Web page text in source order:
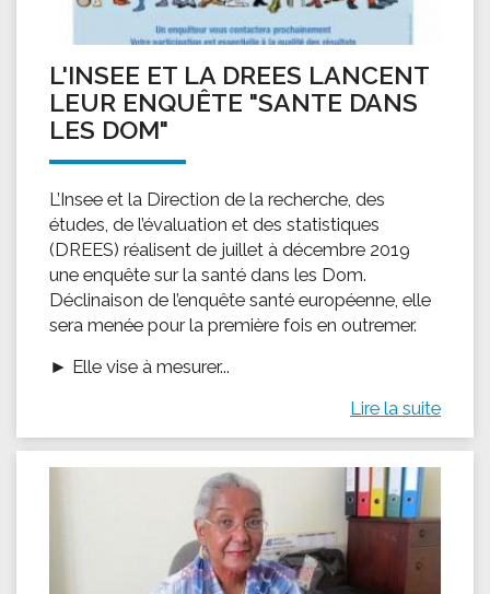
L'INSEE ET LA DREES LANCENT
LEUR ENQUÊTE "SANTE DANS
LES DOM"
L’Insee et la Direction de la recherche, des
études, de l’évaluation et des statistiques
(DREES) réalisent de juillet à décembre 2019
une enquête sur la santé dans les Dom.
Déclinaison de l’enquête santé européenne, elle
sera menée pour la première fois en outremer.
► Elle vise à mesurer...
Lire la suite